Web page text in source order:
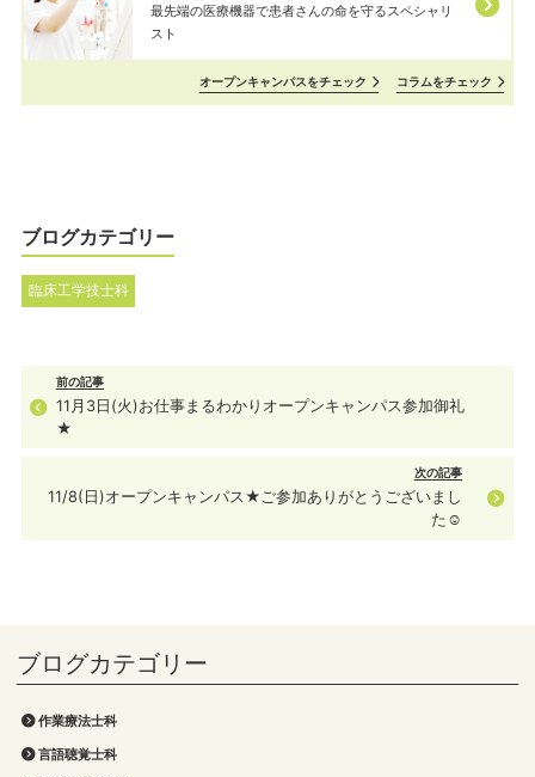
作業療法士科
言語聴覚士科
最先端の医療機器で患者さんの命を守るスペシャリ
スト
オープンキャンパスをチェック コラムをチェック
ブログカテゴリー
臨床工学技士科
前の記事
11月3日(火)お仕事まるわかりオープンキャンパス参加御礼
★
次の記事
11/8(日)オープンキャンパス★ご参加ありがとうございまし
た☺